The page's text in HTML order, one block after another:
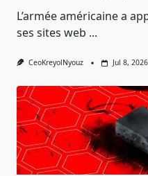
L’armée américaine a
ses sites web ...
CeoKreyolNyouz Jul 8, 2026